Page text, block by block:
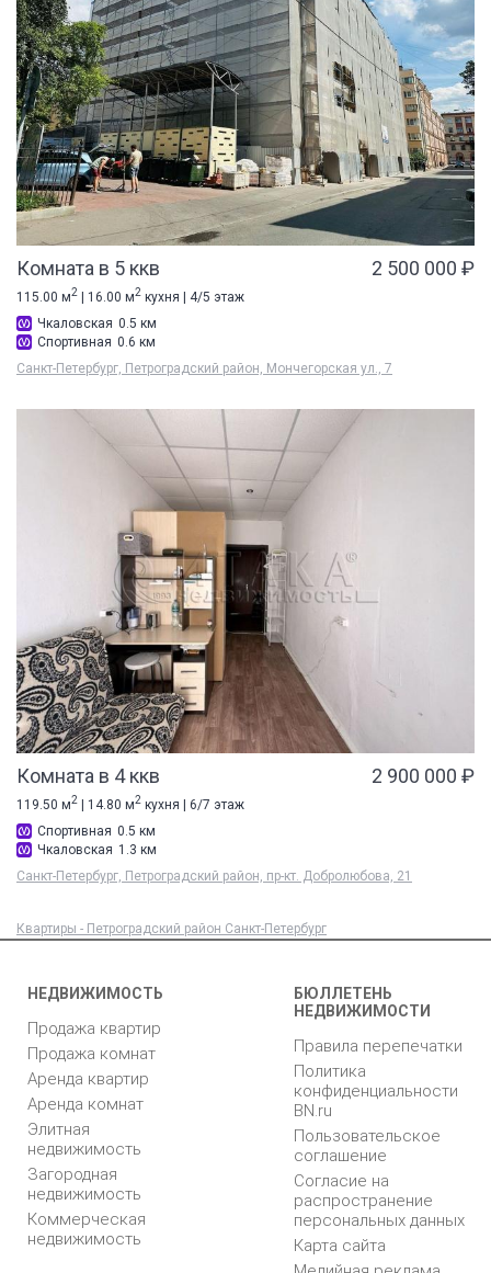
Комната в 5 ккв 2 500 000 ₽
115.00 м2 | 16.00 м2 кухня | 4/5 этаж
Чкаловская 0.5 км
Спортивная 0.6 км
Санкт-Петербург, Петроградский район, Мончегорская ул., 7
Комната в 4 ккв 2 900 000 ₽
119.50 м2 | 14.80 м2 кухня | 6/7 этаж
Спортивная 0.5 км
Чкаловская 1.3 км
Санкт-Петербург, Петроградский район, пр-кт. Добролюбова, 21
Квартиры - Петроградский район Санкт-Петербург
НЕДВИЖИМОСТЬ
Продажа квартир
Продажа комнат
Аренда квартир
Аренда комнат
Элитная
недвижимость
Загородная
недвижимость
Коммерческая
недвижимость
БЮЛЛЕТЕНЬ
НЕДВИЖИМОСТИ
Правила перепечатки
Политика
конфиденциальности
BN.ru
Пользовательское
соглашение
Согласие на
распространение
персональных данных
Карта сайта